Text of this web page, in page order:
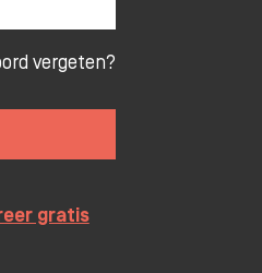
vergeten?
gratis